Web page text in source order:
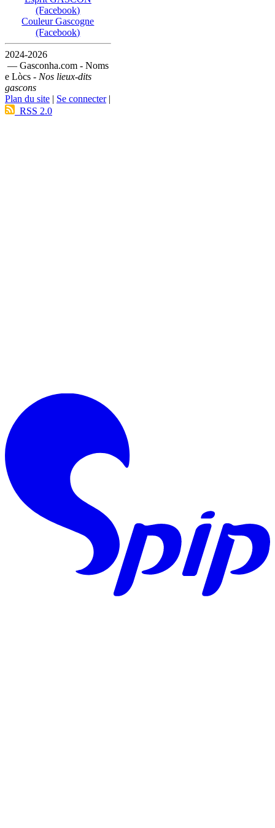
(Facebook)
Couleur Gascogne
(Facebook)
2024-2026
— Gasconha.com - Noms
e Lòcs - Nos lieux-dits
gascons
Plan du site | Se connecter|
RSS 2.0